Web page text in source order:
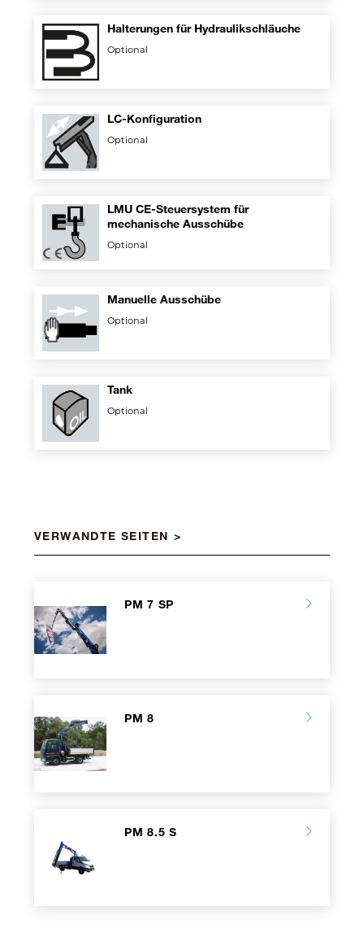
Halterungen für Hydraulikschläuche
Optional
LC-Konfiguration
Optional
LMU CE-Steuersystem für
mechanische Ausschübe
Optional
Manuelle Ausschübe
Optional
Tank
Optional
VERWANDTE SEITEN
PM 7 SP
PM 8
PM 8.5 S